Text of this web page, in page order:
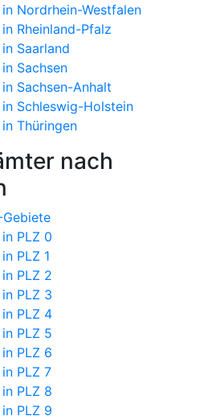
Nordrhein-Westfalen
Rheinland-Pfalz
Saarland
Sachsen
Sachsen-Anhalt
Schleswig-Holstein
Thüringen
nach
PLZ 0
PLZ 1
PLZ 2
PLZ 3
PLZ 4
PLZ 5
PLZ 6
PLZ 7
PLZ 8
PLZ 9